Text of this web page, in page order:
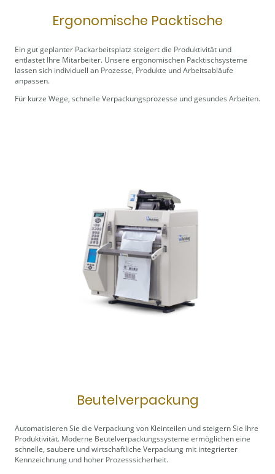
Ergonomische Packtische
Ein gut geplanter Packarbeitsplatz steigert die Produktivität und
entlastet Ihre Mitarbeiter. Unsere ergonomischen Packtischsysteme
lassen sich individuell an Prozesse, Produkte und Arbeitsabläufe
anpassen.
Für kurze Wege, schnelle Verpackungsprozesse und gesundes Arbeiten.
Beutelverpackung
Automatisieren Sie die Verpackung von Kleinteilen und steigern Sie Ihre
Produktivität. Moderne Beutelverpackungssysteme ermöglichen eine
schnelle, saubere und wirtschaftliche Verpackung mit integrierter
Kennzeichnung und hoher Prozesssicherheit.